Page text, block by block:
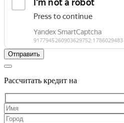
Рассчитать кредит на